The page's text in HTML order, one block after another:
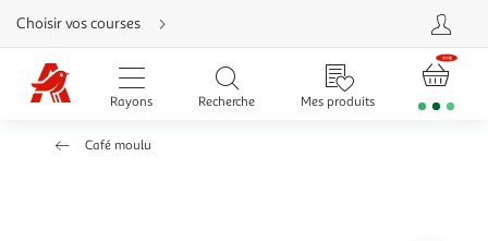
Aller
directement
au
contenu
Aller
directement
Aller
Choisir vos courses
Rayons Recherche Mes produits
Café moulu